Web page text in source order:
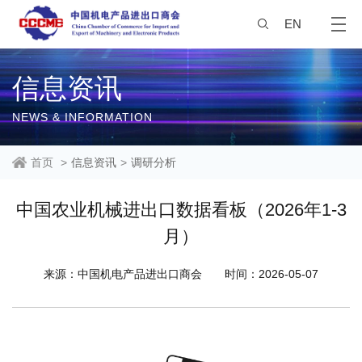
EN
信息资讯
NEWS & INFORMATION
首页 > 信息资讯 > 调研分析
中国农业机械进出口数据看板（2026年1-3
月）
来源：中国机电产品进出口商会 时间：2026-05-07